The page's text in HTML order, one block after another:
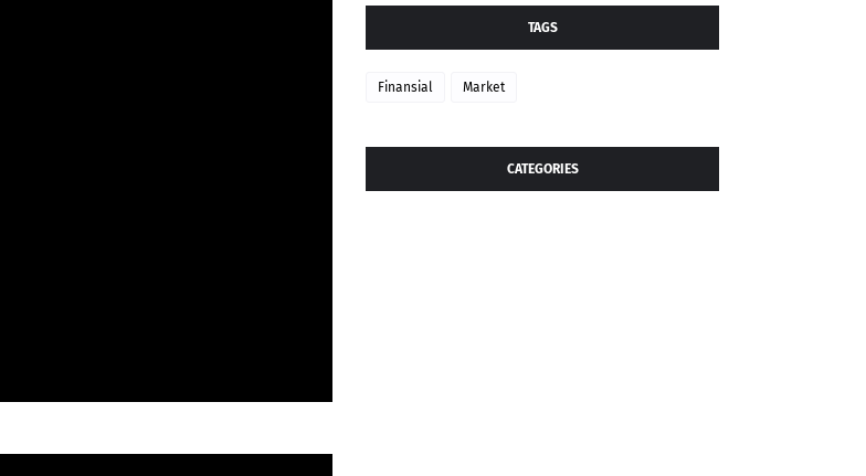
TAGS
Finansial Market
CATEGORIES